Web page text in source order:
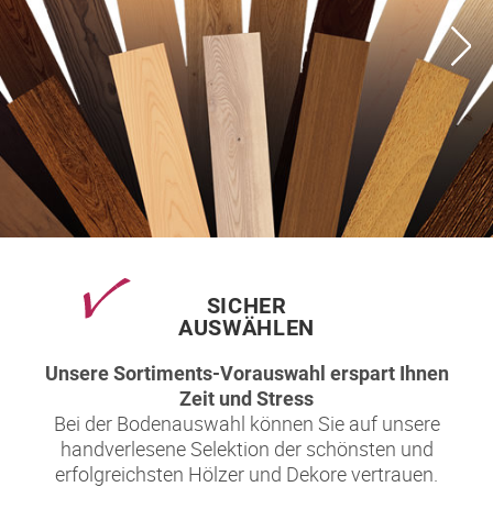
SICHER
AUSWÄHLEN
Unsere Sortiments-Vorauswahl erspart Ihnen
Zeit und Stress
Bei der Bodenauswahl können Sie auf unsere
handverlesene Selektion der schönsten und
erfolgreichsten Hölzer und Dekore vertrauen.